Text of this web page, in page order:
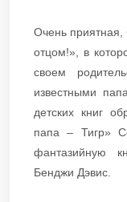
Очень приятная,
отцом!», в
своем
известными
детских книг
папа – Тигр»
фантазийную
Бенджи Дэвис.